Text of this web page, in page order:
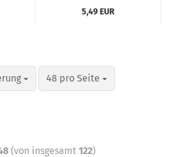
5,49 EUR
48 pro Seite
(von insgesamt 122)